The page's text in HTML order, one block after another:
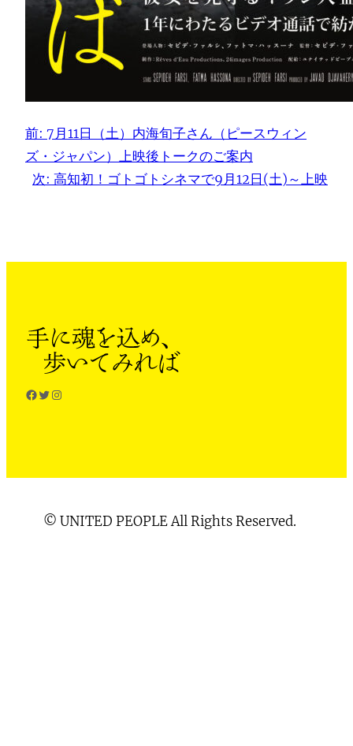
前: 7月11日（土）内海旬子さん（ピースウィン
ズ・ジャパン）上映後トークのご案内
次: 高知初！ゴトゴトシネマで9月12日(土)～上映
Facebook Twitter Instagram
© UNITED PEOPLE All Rights Reserved.